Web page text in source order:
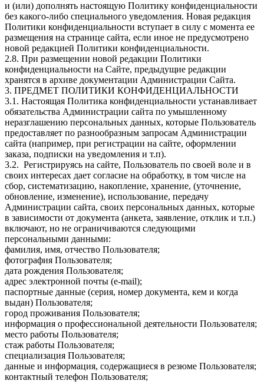
и (или) дополнять настоящую Политику конфиденциальности
без какого-либо специального уведомления. Новая редакция
Политики конфиденциальности вступает в силу с момента ее
размещения на странице сайта, если иное не предусмотрено
новой редакцией Политики конфиденциальности.
2.8. При размещении новой редакции Политики
конфиденциальности на Сайте, предыдущие редакции
хранятся в архиве документации Администрации Сайта.
3. ПРЕДМЕТ ПОЛИТИКИ КОНФИДЕНЦИАЛЬНОСТИ
3.1. Настоящая Политика конфиденциальности устанавливает
обязательства Администрации сайта по умышленному
неразглашению персональных данных, которые Пользователь
предоставляет по разнообразным запросам Администрации
сайта (например, при регистрации на сайте, оформлении
заказа, подписки на уведомления и т.п).
3.2. Регистрируясь на сайте, Пользователь по своей воле и в
своих интересах дает согласие на обработку, в том числе на
сбор, систематизацию, накопление, хранение, (уточнение,
обновление, изменение), использование, передачу
Администрации сайта, своих персональных данных, которые
в зависимости от документа (анкета, заявление, отклик и т.п.)
включают, но не ограничиваются следующими
персональными данными:
фамилия, имя, отчество Пользователя;
фотография Пользователя;
дата рождения Пользователя;
адрес электронной почты (e-mail);
паспортные данные (серия, номер документа, кем и когда
выдан) Пользователя;
город проживания Пользователя;
информация о профессиональной деятельности Пользователя;
место работы Пользователя;
стаж работы Пользователя;
специализация Пользователя;
данные и информация, содержащиеся в резюме Пользователя;
контактный телефон Пользователя;